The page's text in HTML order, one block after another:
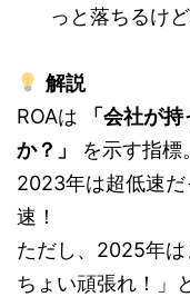
っと落ちるけ
解説
ROAは
「会社が
か？」
を示す指標。
2023年は超低速
速！
ただし、2025年は
ちょい頑張れ！」